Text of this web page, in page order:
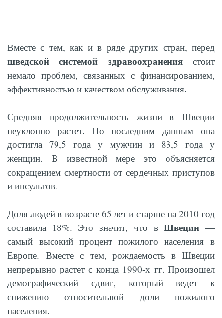
Вместе с тем, как и в ряде других стран, перед
шведской системой здравоохранениястоит
немало проблем, связанных с финансированием,
эффективностью и качеством обслуживания.
Средняя продолжительность жизни в Швеции
неуклонно растет. По последним данным она
достигла 79,5 года у мужчин и 83,5 года у
женщин. В известной мере это объясняется
сокращением смертности от сердечных приступов
и инсультов.
Доля людей в возрасте 65 лет и старше на 2010 год
составила 18%. Это значит, что вШвеции —
самый высокий процент пожилого населения в
Европе. Вместе с тем, рождаемость в Швеции
непрерывно растет с конца 1990-х гг. Произошел
демографический сдвиг, который ведет к
снижению относительной доли пожилого
населения.